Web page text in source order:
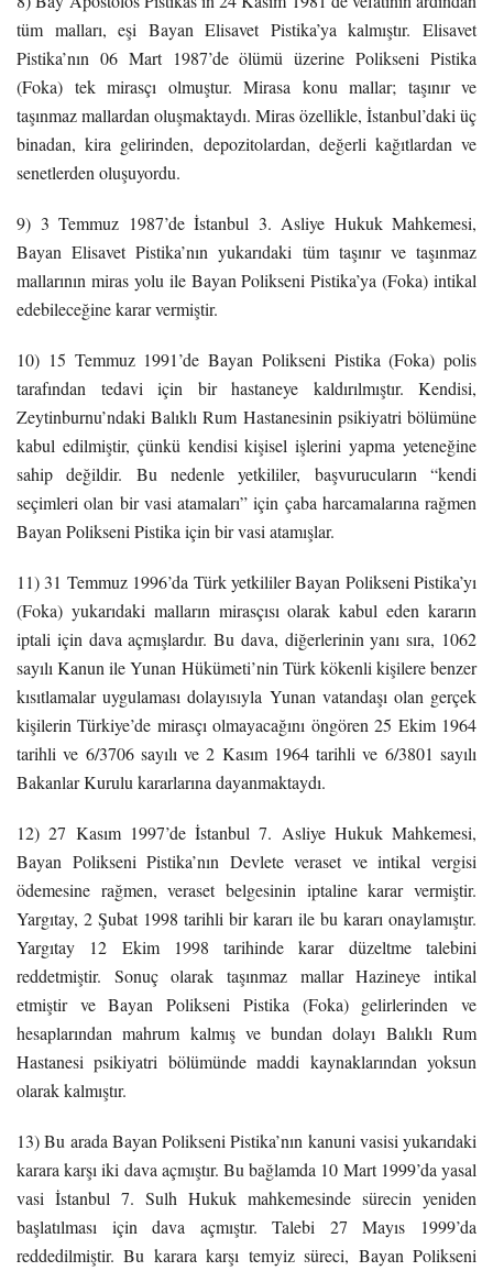
tüm malları, eşi Bayan Elisavet Pistika’ya kalmıştır. Elisavet
Pistika’nın 06 Mart 1987’de ölümü üzerine Polikseni Pistika
(Foka) tek mirasçı olmuştur. Mirasa konu mallar; taşınır ve
taşınmaz mallardan oluşmaktaydı. Miras özellikle, İstanbul’daki üç
binadan, kira gelirinden, depozitolardan, değerli kağıtlardan ve
senetlerden oluşuyordu.
9) 3 Temmuz 1987’de İstanbul 3. Asliye Hukuk Mahkemesi,
Bayan Elisavet Pistika’nın yukarıdaki tüm taşınır ve taşınmaz
mallarının miras yolu ile Bayan Polikseni Pistika’ya (Foka) intikal
edebileceğine karar vermiştir.
10) 15 Temmuz 1991’de Bayan Polikseni Pistika (Foka) polis
tarafından tedavi için bir hastaneye kaldırılmıştır. Kendisi,
Zeytinburnu’ndaki Balıklı Rum Hastanesinin psikiyatri bölümüne
kabul edilmiştir, çünkü kendisi kişisel işlerini yapma yeteneğine
sahip değildir. Bu nedenle yetkililer, başvurucuların “kendi
seçimleri olan bir vasi atamaları” için çaba harcamalarına rağmen
Bayan Polikseni Pistika için bir vasi atamışlar.
11) 31 Temmuz 1996’da Türk yetkililer Bayan Polikseni Pistika’yı
(Foka) yukarıdaki malların mirasçısı olarak kabul eden kararın
iptali için dava açmışlardır. Bu dava, diğerlerinin yanı sıra, 1062
sayılı Kanun ile Yunan Hükümeti’nin Türk kökenli kişilere benzer
kısıtlamalar uygulaması dolayısıyla Yunan vatandaşı olan gerçek
kişilerin Türkiye’de mirasçı olmayacağını öngören 25 Ekim 1964
tarihli ve 6/3706 sayılı ve 2 Kasım 1964 tarihli ve 6/3801 sayılı
Bakanlar Kurulu kararlarına dayanmaktaydı.
12) 27 Kasım 1997’de İstanbul 7. Asliye Hukuk Mahkemesi,
Bayan Polikseni Pistika’nın Devlete veraset ve intikal vergisi
ödemesine rağmen, veraset belgesinin iptaline karar vermiştir.
Yargıtay, 2 Şubat 1998 tarihli bir kararı ile bu kararı onaylamıştır.
Yargıtay 12 Ekim 1998 tarihinde karar düzeltme talebini
reddetmiştir. Sonuç olarak taşınmaz mallar Hazineye intikal
etmiştir ve Bayan Polikseni Pistika (Foka) gelirlerinden ve
hesaplarından mahrum kalmış ve bundan dolayı Balıklı Rum
Hastanesi psikiyatri bölümünde maddi kaynaklarından yoksun
olarak kalmıştır.
13) Bu arada Bayan Polikseni Pistika’nın kanuni vasisi yukarıdaki
karara karşı iki dava açmıştır. Bu bağlamda 10 Mart 1999’da yasal
vasi İstanbul 7. Sulh Hukuk mahkemesinde sürecin yeniden
başlatılması için dava açmıştır. Talebi 27 Mayıs 1999’da
reddedilmiştir. Bu karara karşı temyiz süreci, Bayan Polikseni